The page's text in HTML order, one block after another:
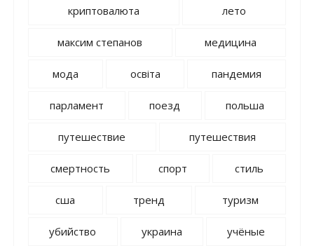
криптовалюта лето
максим степанов медицина
мода освіта пандемия
парламент поезд польша
путешествие путешествия
смертность спорт стиль
сша тренд туризм
убийство украина учёные